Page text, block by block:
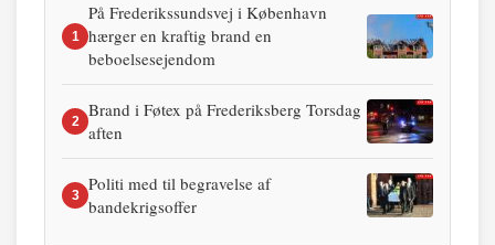
1
På Frederikssundsvej i København
hærger en kraftig brand en
beboelsesejendom
2
Brand i Føtex på Frederiksberg Torsdag
aften
3
Politi med til begravelse af
bandekrigsoffer